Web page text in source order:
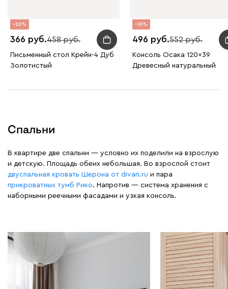
20
366 458
Письменный стол Крейн-4 Дуб
Золотистый
10
496 552
Консоль Осака 120x39
Древесный натуральный
Спальни
В квартире две спальни — условно их поделили на взрослую
и детскую. Площадь обеих небольшая. Во взрослой стоит
двуспальная кровать Шерона от divan.ru и пара
прикроватных тумб Рико. Напротив — система хранения с
наборными реечными фасадами и узкая консоль.